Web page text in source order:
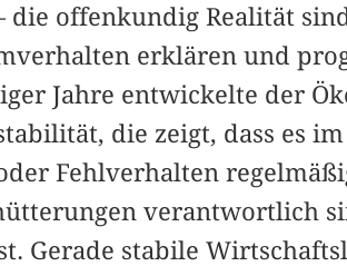
die offenkundig Realität
erklären und
Jahre entwickelte der
die zeigt, dass es
Fehlverhalten
verantwortlich
Gerade stabile